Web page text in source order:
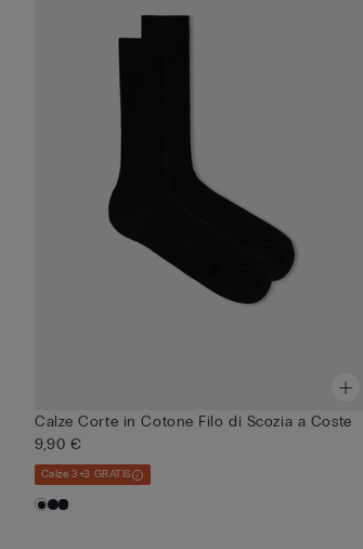
Calze Corte in Cotone Filo di Scozia a Coste
9,90 €
Calze 3+3 GRATIS